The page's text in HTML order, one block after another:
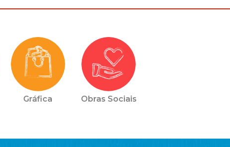
Gráfica Obras Sociais